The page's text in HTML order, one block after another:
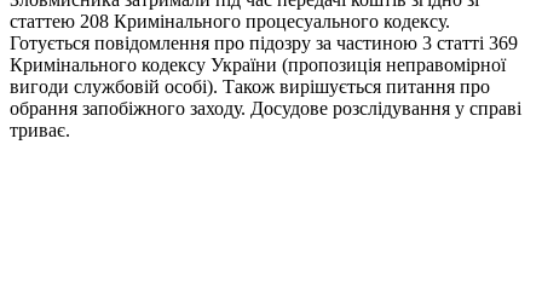
статтею 208 Кримінального процесуального кодексу.
Готується повідомлення про підозру за частиною 3 статті 369
Кримінального кодексу України (пропозиція неправомірної
вигоди службовій особі). Також вирішується питання про
обрання запобіжного заходу. Досудове розслідування у справі
триває.